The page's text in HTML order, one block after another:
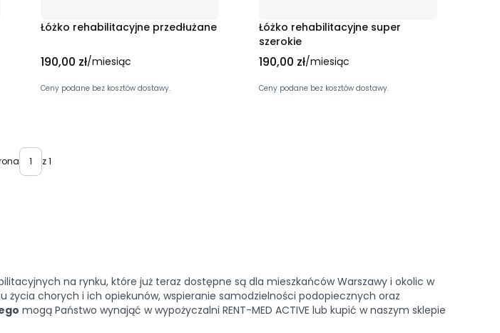
Łóżko rehabilitacyjne przedłużane
Cena
190,00 zł/miesiąc
Ceny podane bez kosztów dostawy.
Łóżko rehabilitacyjne super
szerokie
Cena
190,00 zł/miesiąc
Ceny podane bez kosztów dostawy.
z 1
na rynku, które już teraz dostępne są dla mieszkańców Warszawy i okolic w
życia chorych i ich opiekunów, wspieranie samodzielności podopiecznych oraz
mogą Państwo wynająć w wypożyczalni RENT-MED ACTIVE lub kupić w naszym sklepie